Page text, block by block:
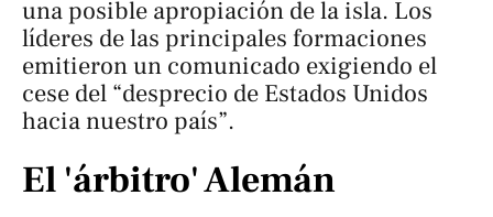
una posible apropiación de la isla. Los
líderes de las principales formaciones
emitieron un comunicado exigiendo el
cese del “desprecio de Estados Unidos
hacia nuestro país”.
El 'árbitro' Alemán